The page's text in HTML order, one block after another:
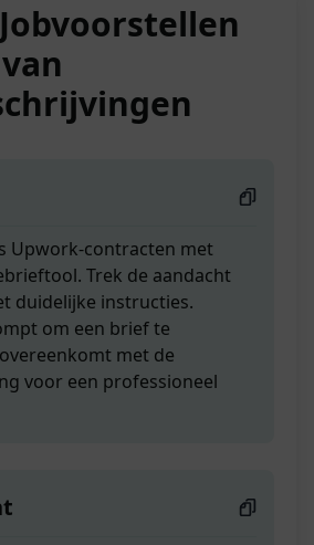
Upwork-contracten met
Trek de aandacht
duidelijke instructies.
om een brief te
met de
voor een professioneel